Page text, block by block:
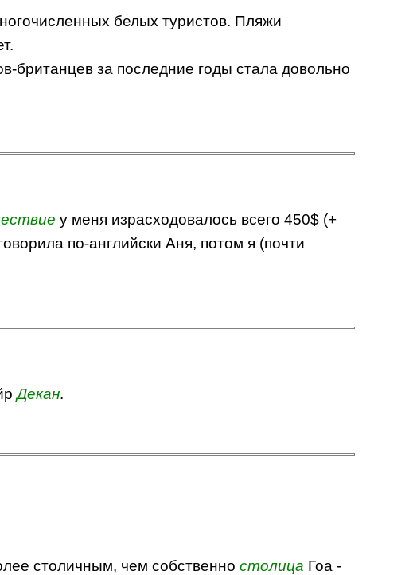
белых туристов. Пляжи
британцев за последние годы стала довольно
у меня израсходовалось всего 450$ (+
по-английски Аня, потом я (почти
Декан.
столичным, чем собственно столица Гоа -